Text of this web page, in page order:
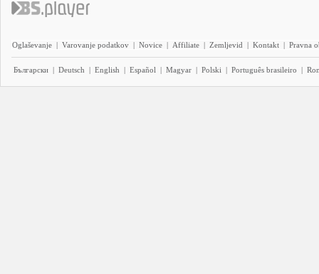
Oglaševanje | Varovanje podatkov | Novice | Affiliate | Zemljevid | Kontakt | Pravna
Български | Deutsch | English | Español | Magyar | Polski | Português brasileiro |